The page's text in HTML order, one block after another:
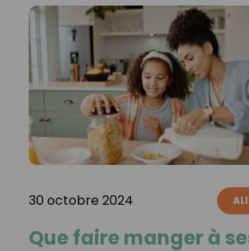
30 octobre 2024
Que faire manger à